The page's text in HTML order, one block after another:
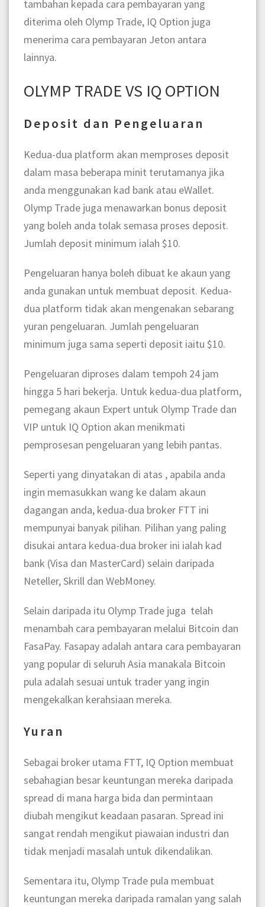
tambahan kepada cara pembayaran yang
diterima oleh Olymp Trade, IQ Option juga
menerima cara pembayaran Jeton antara
lainnya.
OLYMP TRADE VS IQ OPTION
Deposit dan Pengeluaran
Kedua-dua platform akan memproses deposit
dalam masa beberapa minit terutamanya jika
anda menggunakan kad bank atau eWallet.
Olymp Trade juga menawarkan bonus deposit
yang boleh anda tolak semasa proses deposit.
Jumlah deposit minimum ialah $10.
Pengeluaran hanya boleh dibuat ke akaun yang
anda gunakan untuk membuat deposit. Kedua-
dua platform tidak akan mengenakan sebarang
yuran pengeluaran. Jumlah pengeluaran
minimum juga sama seperti deposit iaitu $10.
Pengeluaran diproses dalam tempoh 24 jam
hingga 5 hari bekerja. Untuk kedua-dua platform,
pemegang akaun Expert untuk Olymp Trade dan
VIP untuk IQ Option akan menikmati
pemprosesan pengeluaran yang lebih pantas.
Seperti yang dinyatakan di atas , apabila anda
ingin memasukkan wang ke dalam akaun
dagangan anda, kedua-dua broker FTT ini
mempunyai banyak pilihan. Pilihan yang paling
disukai antara kedua-dua broker ini ialah kad
bank (Visa dan MasterCard) selain daripada
Neteller, Skrill dan WebMoney.
Selain daripada itu Olymp Trade juga telah
menambah cara pembayaran melalui Bitcoin dan
FasaPay. Fasapay adalah antara cara pembayaran
yang popular di seluruh Asia manakala Bitcoin
pula adalah sesuai untuk trader yang ingin
mengekalkan kerahsiaan mereka.
Yuran
Sebagai broker utama FTT, IQ Option membuat
sebahagian besar keuntungan mereka daripada
spread di mana harga bida dan permintaan
diubah mengikut keadaan pasaran. Spread ini
sangat rendah mengikut piawaian industri dan
tidak menjadi masalah untuk dikendalikan.
Sementara itu, Olymp Trade pula membuat
keuntungan mereka daripada ramalan yang salah